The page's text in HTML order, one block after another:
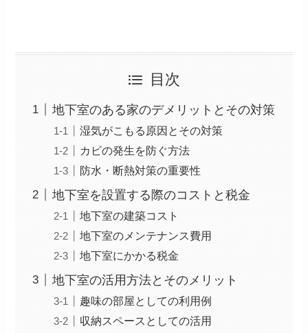
目次
地下室のある家のデメリットとその対策
湿気がこもる原因とその対策
カビの発生を防ぐ方法
防水・断熱対策の重要性
地下室を設置する際のコストと税金
地下室の建築コスト
地下室のメンテナンス費用
地下室にかかる税金
地下室の活用方法とそのメリット
趣味の部屋としての利用例
収納スペースとしての活用